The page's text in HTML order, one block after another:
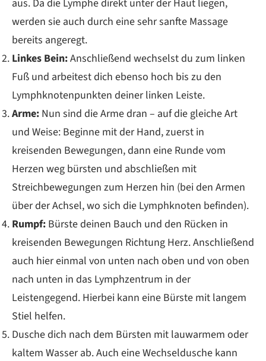
aus. Da die Lymphe direkt unter der Haut liegen,
werden sie auch durch eine sehr sanfte Massage
bereits angeregt.
Linkes Bein:Anschließend wechselst du zum linken
Fuß und arbeitest dich ebenso hoch bis zu den
Lymphknotenpunkten deiner linken Leiste.
Arme: Nun sind die Arme dran – auf die gleiche Art
und Weise: Beginne mit der Hand, zuerst in
kreisenden Bewegungen, dann eine Runde vom
Herzen weg bürsten und abschließen mit
Streichbewegungen zum Herzen hin (bei den Armen
über der Achsel, wo sich die Lymphknoten befinden).
Rumpf: Bürste deinen Bauch und den Rücken in
kreisenden Bewegungen Richtung Herz. Anschließend
auch hier einmal von unten nach oben und von oben
nach unten in das Lymphzentrum in der
Leistengegend. Hierbei kann eine Bürste mit langem
Stiel helfen.
Dusche dich nach dem Bürsten mit lauwarmem oder
kaltem Wasser ab. Auch eine Wechseldusche kann